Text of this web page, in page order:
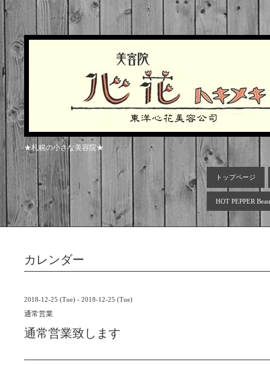
★札幌の小さな美容院★
トップページ
HOT PEPPER
カレンダー
2018-12-25 (Tue) - 2018-12-25 (Tue)
通常営業
通常営業致します